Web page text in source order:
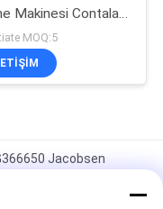
Makinesi Contaları
MOQ:5
Jacobsen